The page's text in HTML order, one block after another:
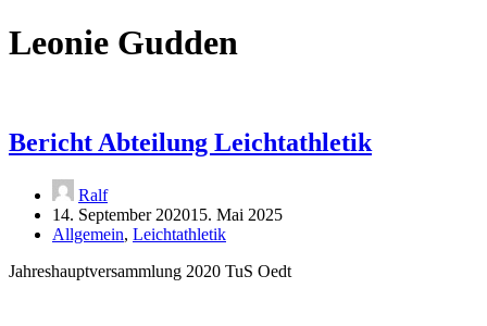
Leonie Gudden
Bericht Abteilung Leichtathletik
Ralf
14. September 202015. Mai 2025
Allgemein, Leichtathletik
Jahreshauptversammlung 2020 TuS Oedt